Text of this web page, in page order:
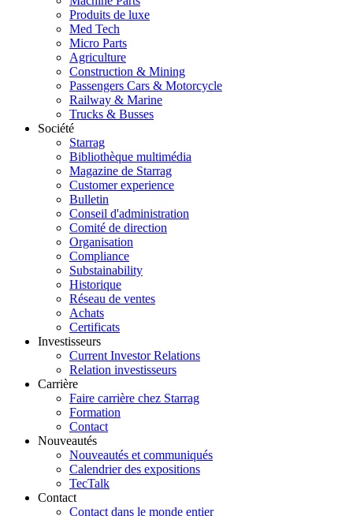
Produits de luxe
Med Tech
Micro Parts
Agriculture
Construction & Mining
Passengers Cars & Motorcycle
Railway & Marine
Trucks & Busses
Société
Starrag
Bibliothèque multimédia
Magazine de Starrag
Customer experience
Bulletin
Conseil d'administration
Comité de direction
Organisation
Compliance
Substainability
Historique
Réseau de ventes
Achats
Certificats
Investisseurs
Current Investor Relations
Relation investisseurs
Carrière
Faire carrière chez Starrag
Formation
Contact
Nouveautés
Nouveautés et communiqués
Calendrier des expositions
TecTalk
Contact
Contact dans le monde entier